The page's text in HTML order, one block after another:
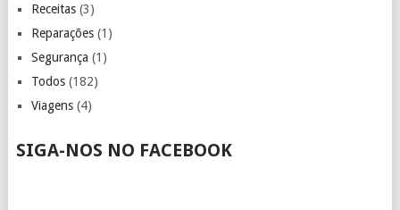
Receitas(3)
Reparações(1)
Segurança (1)
Todos(182)
Viagens(4)
SIGA-NOS NO FACEBOOK